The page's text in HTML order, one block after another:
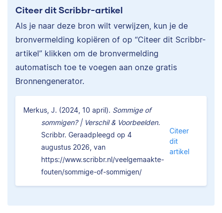
Citeer dit Scribbr-artikel
Als je naar deze bron wilt verwijzen, kun je de
bronvermelding kopiëren of op “Citeer dit Scribbr-
artikel” klikken om de bronvermelding
automatisch toe te voegen aan onze gratis
Bronnengenerator.
Merkus, J. (2024, 10 april). Sommige of
sommigen? | Verschil & Voorbeelden.
Scribbr. Geraadpleegd op 4
augustus 2026, van
https://www.scribbr.nl/veelgemaakte-
fouten/sommige-of-sommigen/
Citeer
dit
artikel